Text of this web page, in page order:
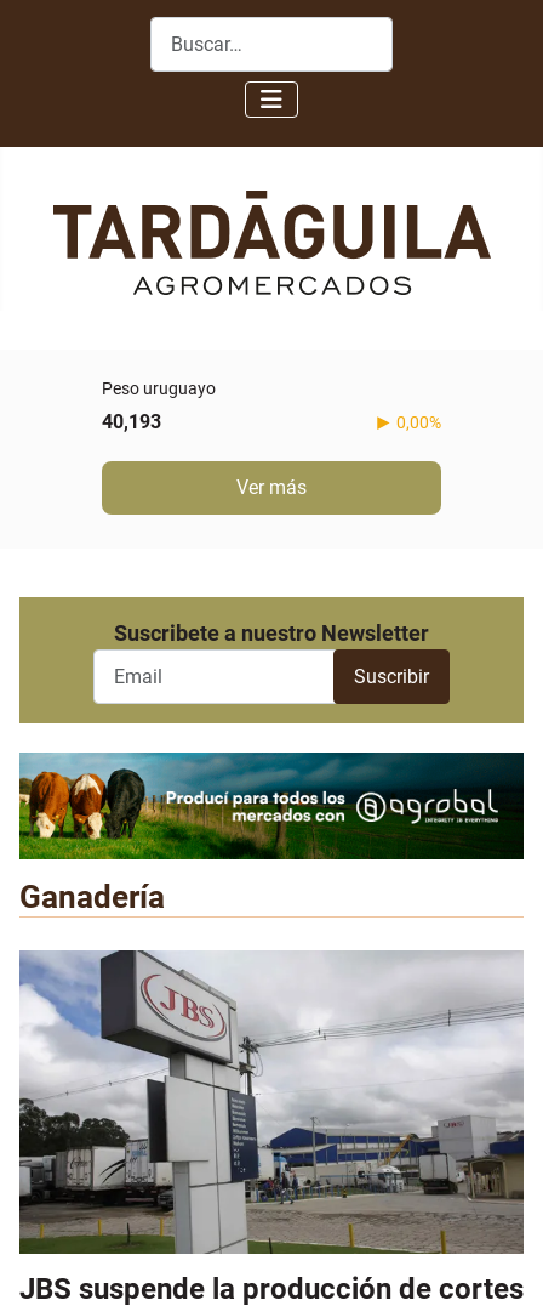
Buscar
-0,60%
Ver más
Suscribete a nuestro Newsletter
Ganadería
JBS suspende la producción de cortes